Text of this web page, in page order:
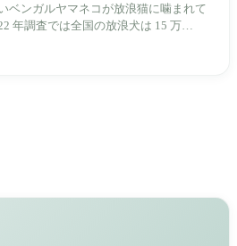
ベンガルヤマネコが放浪猫に噛まれて
年調査では全国の放浪犬は 15 万
ネコ保育協会の自動カメラではベンガ
単位で存在します。本稿はどちらか